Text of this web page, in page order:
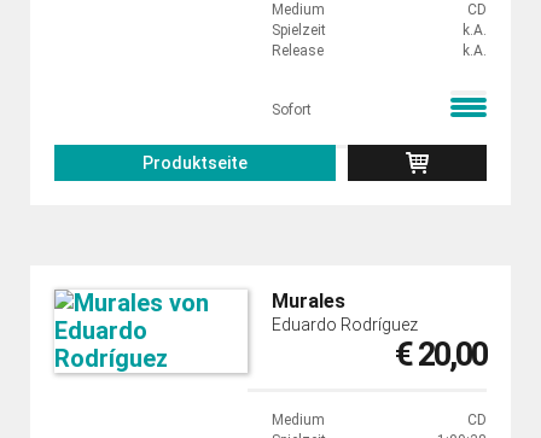
Medium
CD
Spielzeit
k.A.
Release
k.A.
Sofort
Produktseite
Murales
Eduardo Rodríguez
€ 20,00
Medium
CD